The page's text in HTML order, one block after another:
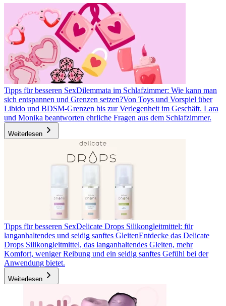
Tipps für besseren SexDilemmata im Schlafzimmer: Wie kann man
sich entspannen und Grenzen setzen?Von Toys und Vorspiel über
Libido und BDSM-Grenzen bis zur Verlegenheit im Geschäft. Lara
und Monika beantworten ehrliche Fragen aus dem Schlafzimmer.
Weiterlesen
Tipps für besseren SexDelicate Drops Silikongleitmittel: für
langanhaltendes und seidig sanftes GleitenEntdecke das Delicate
Drops Silikongleitmittel, das langanhaltendes Gleiten, mehr
Komfort, weniger Reibung und ein seidig sanftes Gefühl bei der
Anwendung bietet.
Weiterlesen